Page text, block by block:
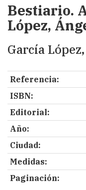
Bestiario.
López,
García
Referencia:
ISBN:
Editorial:
Año:
Ciudad:
Medidas:
Paginación: